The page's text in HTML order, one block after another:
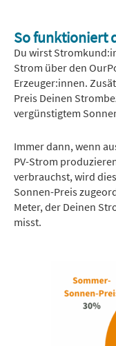
So funktioniert
Du wirst
Strom über den
Erzeuger:innen.
Preis Deinen
vergünstigtem
Immer dann, wenn
PV-Strom
verbrauchst, wird
Sonnen-Preis
Meter, der Deinen
misst.